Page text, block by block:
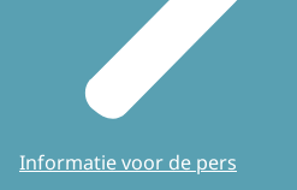
Informatie voor de pers